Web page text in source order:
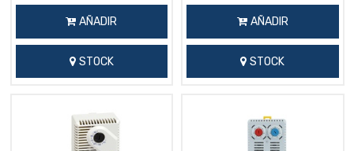
AÑADIR
STOCK
AÑADIR
STOCK